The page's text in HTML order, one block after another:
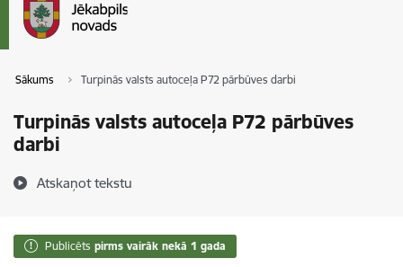
Sākums Turpinās valsts autoceļa P72 pārbūves darbi
Turpinās valsts autoceļa P72 pārbūves
darbi
Atskaņot tekstu
Publicēts pirms vairāk nekā 1 gada